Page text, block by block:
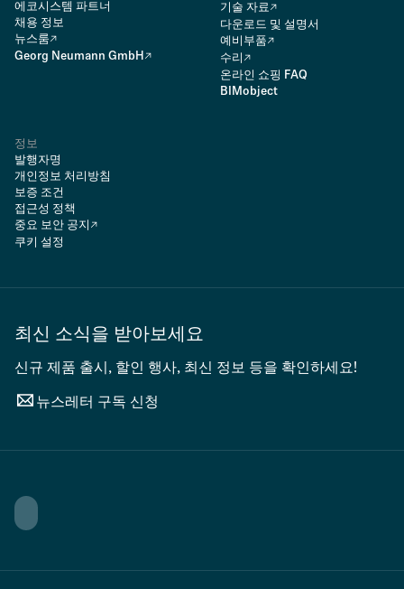
에코시스템 파트너
채용 정보
뉴스룸
Georg Neumann GmbH
기술 자료
다운로드 및 설명서
예비부품
수리
온라인 쇼핑 FAQ
BIMobject
정보
발행자명
개인정보 처리방침
보증 조건
접근성 정책
중요 보안 공지
쿠키 설정
최신 소식을 받아보세요
신규 제품 출시, 할인 행사, 최신 정보 등을 확인하세요!
뉴스레터 구독 신청